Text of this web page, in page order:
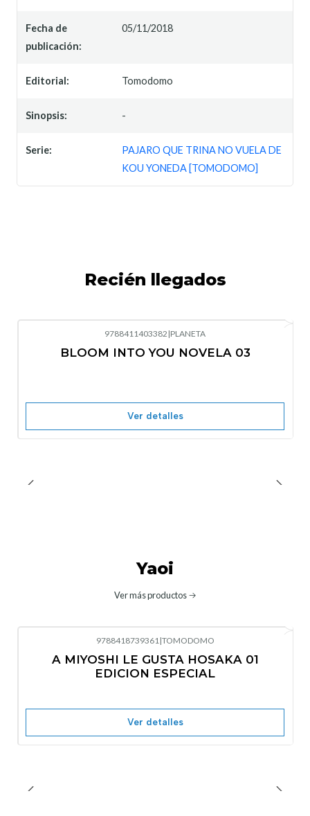
Fecha de
publicación:
05/11/2018
Editorial: Tomodomo
Sinopsis: -
Serie:
PAJARO QUE TRINA NO VUELA DE
KOU YONEDA [TOMODOMO]
Recién llegados
9788411403382 |PLANETA
BLOOM INTO YOU NOVELA 03
Ver detalles
Yaoi
Ver más productos
9788418739361 |TOMODOMO
A MIYOSHI LE GUSTA HOSAKA 01
EDICION ESPECIAL
Ver detalles